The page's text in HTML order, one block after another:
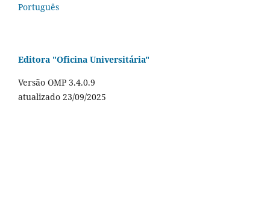
Português
Editora "Oficina Universitária"
Versão OMP 3.4.0.9
atualizado 23/09/2025